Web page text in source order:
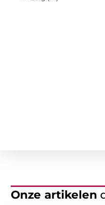
Onze artikelen